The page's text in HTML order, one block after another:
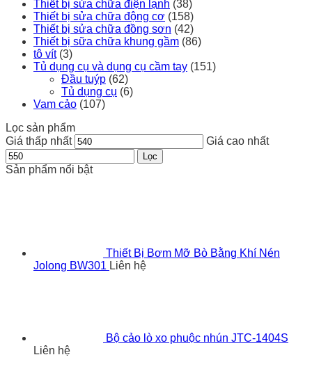
Thiết bị sửa chữa điện lạnh (38)
Thiết bị sửa chữa động cơ (158)
Thiết bị sửa chữa đồng sơn (42)
Thiết bị sữa chữa khung gầm (86)
tô vít (3)
Tủ dụng cụ và dụng cụ cầm tay (151)
Đầu tuýp (62)
Tủ dụng cụ (6)
Vam cảo (107)
Lọc sản phẩm
Giá thấp nhất
Giá cao nhất
Lọc
Sản phẩm nổi bật
Thiết Bị Bơm Mỡ Bò Bằng Khí Nén
Jolong BW301 Liên hệ
Bộ cảo lò xo phuộc nhún JTC-1404S
Liên hệ